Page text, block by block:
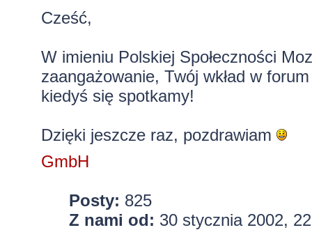
Cześć,
W imieniu Polskiej Społeczności
zaangażowanie, Twój wkład w
kiedyś się spotkamy!
Dzięki jeszcze raz, pozdrawiam
GmbH
Posty: 825
Z nami od: 30 stycznia 2002,